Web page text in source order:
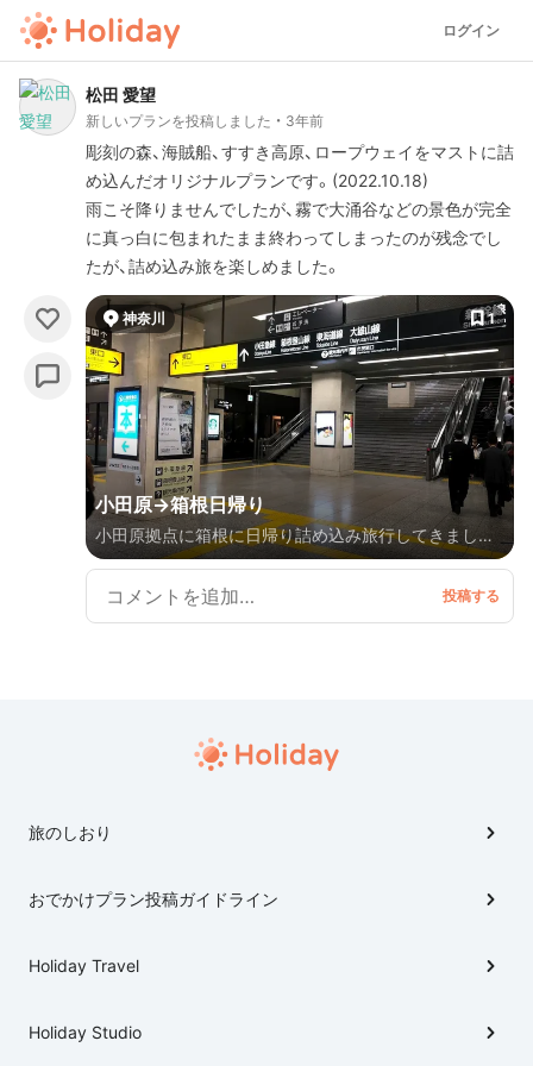
ログイン
松田 愛望
新しいプランを投稿しました 3年前
彫刻の森、海賊船、すすき高原、ロープウェイをマストに詰
め込んだオリジナルプランです。(2022.10.18)
雨こそ降りませんでしたが、霧で大涌谷などの景色が完全
に真っ白に包まれたまま終わってしまったのが残念でし
たが、詰め込み旅を楽しめました。
神奈川 1
小田原→箱根日帰り
小田原拠点に箱根に日帰り詰め込み旅行してきました
箱根フリーパスがとても便利です
旅のしおり
おでかけプラン投稿ガイドライン
Holiday Travel
Holiday Studio